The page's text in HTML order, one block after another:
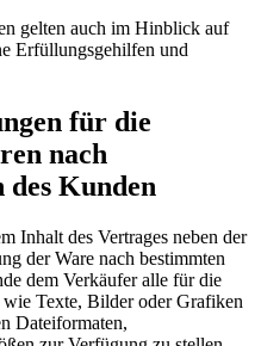
gelten auch im Hinblick auf
Erfüllungsgehilfen und
für die
nach
des Kunden
Inhalt des Vertrages neben der
der Ware nach bestimmten
dem Verkäufer alle für die
Texte, Bilder oder Grafiken
Dateiformaten,